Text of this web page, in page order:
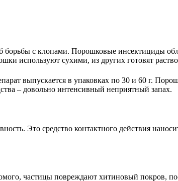
с клопами. Порошковые инсектициды
используют сухими, из других готовят
выпускается в упаковках по 30 и 60 г.
– довольно интенсивный неприятный запах.
Это средство контактного действия
частицы повреждают хитиновый покров,